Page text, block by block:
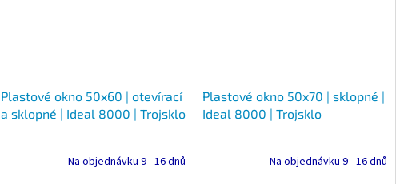
Plastové okno 50x60 | otevírací
a sklopné | Ideal 8000 | Trojsklo
Na objednávku 9 - 16 dnů
Plastové okno 50x70 | sklopné |
Ideal 8000 | Trojsklo
Na objednávku 9 - 16 dnů